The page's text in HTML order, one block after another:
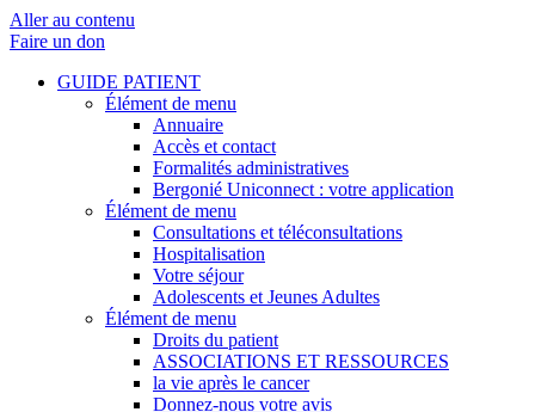
Aller au contenu
Faire un don
GUIDE PATIENT
Élément de menu
Annuaire
Accès et contact
Formalités administratives
Bergonié Uniconnect : votre application
Élément de menu
Consultations et téléconsultations
Hospitalisation
Votre séjour
Adolescents et Jeunes Adultes
Élément de menu
Droits du patient
ASSOCIATIONS ET RESSOURCES
la vie après le cancer
Donnez-nous votre avis